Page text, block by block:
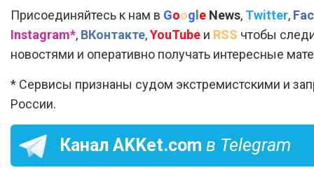
Присоединяйтесь к нам в Google News, Twitter,
Instagram*, ВКонтакте,YouTube и RSS чтобы
новостями и оперативно получать интересные
* Сервисы признаны судом экстремистскими и
России.
Канал AKKet.com в Telegram